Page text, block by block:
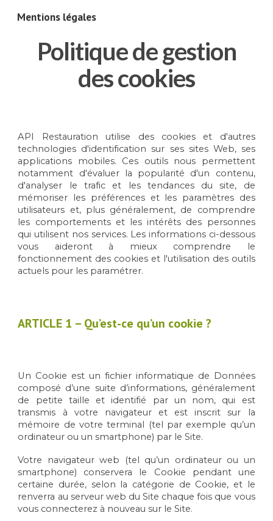
Skip to main content
Mentions légales
Politique de gestion
des cookies
API Restauration utilise des cookies et d'autres
technologies d'identification sur ses sites Web, ses
applications mobiles. Ces outils nous permettent
notamment d'évaluer la popularité d'un contenu,
d'analyser le trafic et les tendances du site, de
mémoriser les préférences et les paramètres des
utilisateurs et, plus généralement, de comprendre
les comportements et les intérêts des personnes
qui utilisent nos services. Les informations ci-dessous
vous aideront à mieux comprendre le
fonctionnement des cookies et l'utilisation des outils
actuels pour les paramétrer.
ARTICLE 1 – Qu’est-ce qu’un cookie ?
Un Cookie est un fichier informatique de Données
composé d’une suite d’informations, généralement
de petite taille et identifié par un nom, qui est
transmis à votre navigateur et est inscrit sur la
mémoire de votre terminal (tel par exemple qu’un
ordinateur ou un smartphone) par le Site.
Votre navigateur web (tel qu’un ordinateur ou un
smartphone) conservera le Cookie pendant une
certaine durée, selon la catégorie de Cookie, et le
renverra au serveur web du Site chaque fois que vous
vous connecterez à nouveau sur le Site.